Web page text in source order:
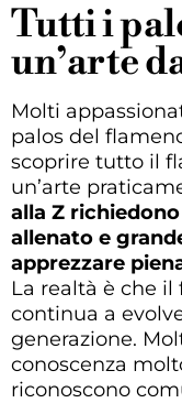
Tutti i
un’arte
Molti
palos del
scoprire tutto il
un’arte
alla Z
allenato e
apprezzare
La realtà è che il
continua a
generazione.
conoscenza
riconoscono